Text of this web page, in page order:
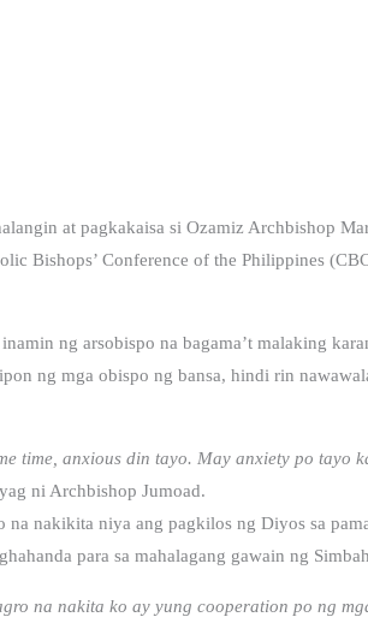
at pagkakaisa si Ozamiz Archbishop
Bishops’ Conference of the Philippines
ng arsobispo na bagama’t malaking
ng mga obispo ng bansa, hindi rin
time, anxious din tayo. May anxiety po tayo
ni Archbishop Jumoad.
na nakikita niya ang pagkilos ng Diyos sa
para sa mahalagang gawain ng
na nakita ko ay yung cooperation po ng